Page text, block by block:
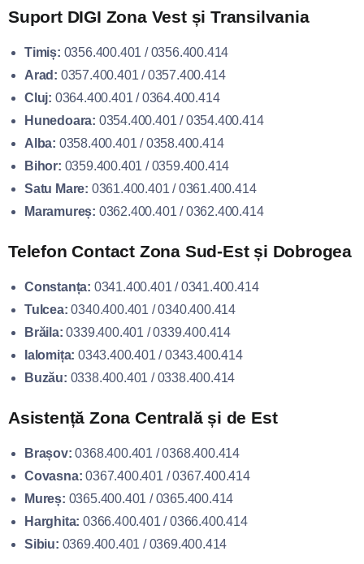
Suport DIGI Zona Vest și Transilvania
Timiș: 0356.400.401 / 0356.400.414
Arad: 0357.400.401 / 0357.400.414
Cluj: 0364.400.401 / 0364.400.414
Hunedoara: 0354.400.401 / 0354.400.414
Alba: 0358.400.401 / 0358.400.414
Bihor: 0359.400.401 / 0359.400.414
Satu Mare: 0361.400.401 / 0361.400.414
Maramureș: 0362.400.401 / 0362.400.414
Telefon Contact Zona Sud-Est și Dobrogea
Constanța: 0341.400.401 / 0341.400.414
Tulcea: 0340.400.401 / 0340.400.414
Brăila: 0339.400.401 / 0339.400.414
Ialomița: 0343.400.401 / 0343.400.414
Buzău: 0338.400.401 / 0338.400.414
Asistență Zona Centrală și de Est
Brașov: 0368.400.401 / 0368.400.414
Covasna: 0367.400.401 / 0367.400.414
Mureș: 0365.400.401 / 0365.400.414
Harghita: 0366.400.401 / 0366.400.414
Sibiu: 0369.400.401 / 0369.400.414